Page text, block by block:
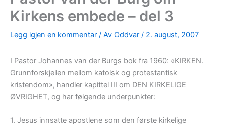
Kirkens embede – del 3
Legg igjen en kommentar / Av Oddvar / 2. august, 2007
I Pastor Johannes van der Burgs bok fra 1960: «KIRKEN.
Grunnforskjellen mellom katolsk og protestantisk
kristendom», handler kapittel III om DEN KIRKELIGE
ØVRIGHET, og har følgende underpunkter:
1. Jesus innsatte apostlene som den første kirkelige